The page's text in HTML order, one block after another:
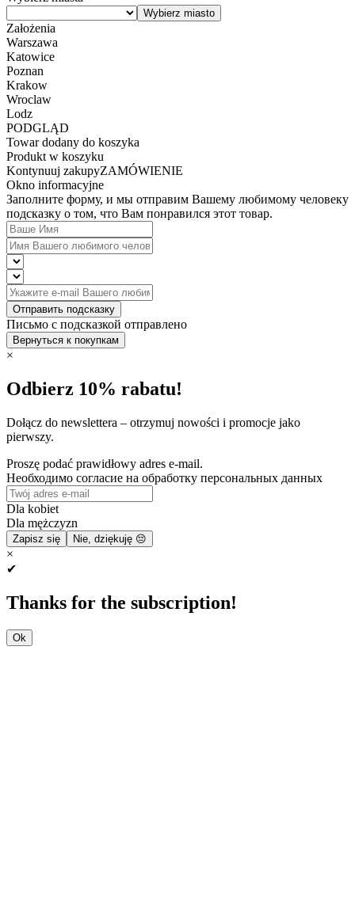
Założenia
Warszawa
Katowice
Poznan
Krakow
Wroclaw
Lodz
PODGLĄD
Towar dodany do koszyka
Produkt w koszyku
Kontynuuj zakupyZAMÓWIENIE
Okno informacyjne
Заполните форму, и мы отправим Вашему любимому человеку
подсказку о том, что Вам понравился этот товар.
Отправить подсказку
Письмо с подсказкой отправлено
Вернуться к покупкам
×
Odbierz 10% rabatu!
Dołącz do newslettera – otrzymuj nowości i promocje jako
pierwszy.
Proszę podać prawidłowy adres e-mail.
Необходимо согласие на обработку персональных данных
Dla kobiet
Dla mężczyzn
Zapisz się Nie, dziękuję 😔
×
✔
Thanks for the subscription!
Ok